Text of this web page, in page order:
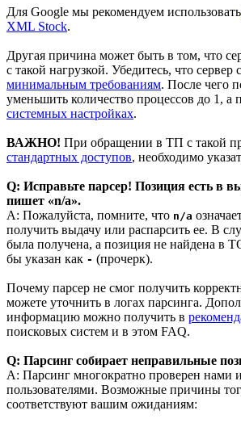
Для Google мы рекомендуем использовать
XML Stock.
Другая причина может быть в том, что
с такой нагрузкой. Убедитесь, что сервер
минимальным требованиям. После чего
уменьшить количество процессов до 1, а
системных настройках.
ВАЖНО! При обращении в ТП с такой
стандартных доступов, необходимо
Q: Исправьте парсер! Позиция есть в
пишет «n/a».
A: Пожалуйста, помните, что n/a
получить выдачу или распарсить ее. В
была получена, а позиция не найдена в
бы указан как - (прочерк).
Почему парсер не смог получить
можете уточнить в логах парсинга.
информацию можно получить в
поисковых систем и в этом FAQ.
Q: Парсинг собирает неправильные
A: Парсинг многократно проверен нами
пользователями. Возможные причины
соответствуют вашим ожиданиям: